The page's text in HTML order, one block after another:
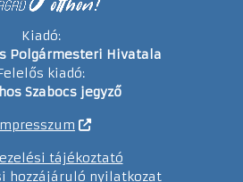
Kiadó:
Polgármesteri Hivatala
kiadó:
Szabocs jegyző
tájékoztató
hozzájáruló nyilatkozat